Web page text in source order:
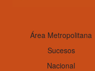
Área Metropolitana
Sucesos
Nacional